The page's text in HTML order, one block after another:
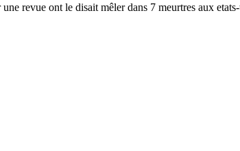
revue ont le disait mêler dans 7 meurtres aux